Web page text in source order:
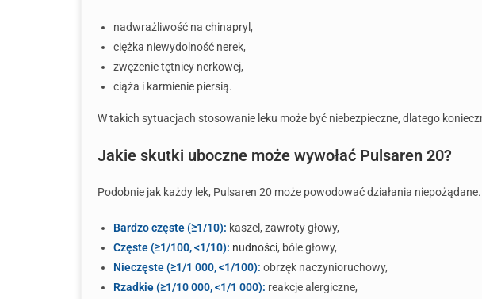
nadwrażliwość na chinapryl,
ciężka niewydolność nerek,
zwężenie tętnicy nerkowej,
ciąża i karmienie piersią.
W takich sytuacjach stosowanie leku może być niebezpieczne, dlatego
Jakie skutki uboczne może wywołać Pulsaren 20?
Podobnie jak każdy lek, Pulsaren 20 może powodować działania
Bardzo częste (≥1/10): kaszel, zawroty głowy,
Częste (≥1/100, <1/10): nudności, bóle głowy,
Nieczęste (≥1/1 000, <1/100): obrzęk naczynioruchowy,
Rzadkie (≥1/10 000, <1/1 000): reakcje alergiczne,